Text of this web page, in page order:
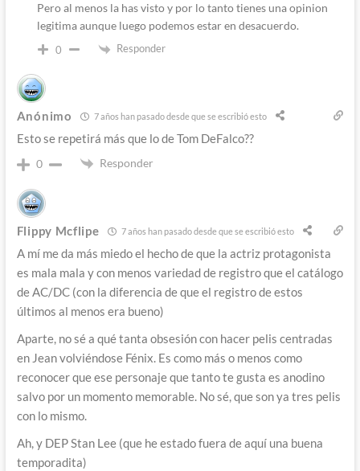
Pero al menos la has visto y por lo tanto tienes una opinion
legitima aunque luego podemos estar en desacuerdo.
0 Responder
Anónimo 7 años han pasado desde que se escribió esto
Esto se repetirá más que lo de Tom DeFalco??
0 Responder
Flippy Mcflipe 7 años han pasado desde que se escribió esto
A mí me da más miedo el hecho de que la actriz protagonista
es mala mala y con menos variedad de registro que el catálogo
de AC/DC (con la diferencia de que el registro de estos
últimos al menos era bueno)
Aparte, no sé a qué tanta obsesión con hacer pelis centradas
en Jean volviéndose Fénix. Es como más o menos como
reconocer que ese personaje que tanto te gusta es anodino
salvo por un momento memorable. No sé, que son ya tres pelis
con lo mismo.
Ah, y DEP Stan Lee (que he estado fuera de aquí una buena
temporadita)